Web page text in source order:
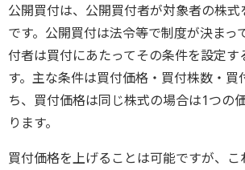
公開買付は、公開買付者が対象者の株
です。公開買付は法令等で制度が決まっ
付者は買付にあたってその条件を設定す
す。主な条件は買付価格・買付株数・買
ち、買付価格は同じ株式の場合は1つの
ります。
買付価格を上げることは可能ですが、